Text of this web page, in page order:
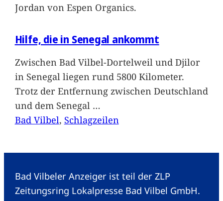
Jordan von Espen Organics.
Hilfe, die in Senegal ankommt
Zwischen Bad Vilbel-Dortelweil und Djilor
in Senegal liegen rund 5800 Kilometer.
Trotz der Entfernung zwischen Deutschland
und dem Senegal …
Bad Vilbel, Schlagzeilen
Bad Vilbeler Anzeiger ist teil der ZLP
Zeitungsring Lokalpresse Bad Vilbel GmbH.